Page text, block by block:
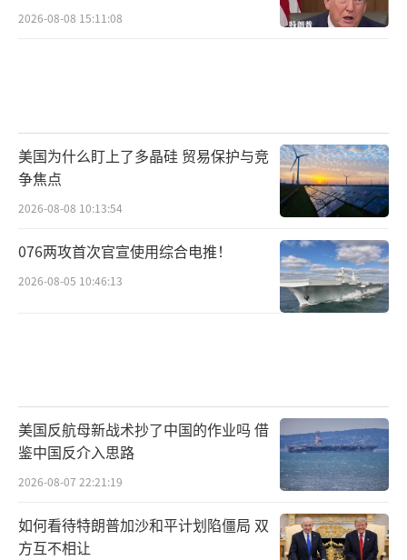
2026-08-08 15:11:08
美国为什么盯上了多晶硅 贸易保护与竞
争焦点
2026-08-08 10:13:54
076两攻首次官宣使用综合电推！
2026-08-05 10:46:13
美国反航母新战术抄了中国的作业吗 借
鉴中国反介入思路
2026-08-07 22:21:19
如何看待特朗普加沙和平计划陷僵局 双
方互不相让